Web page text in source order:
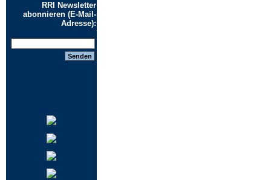
RRI Newsletter
abonnieren (E-Mail-
Adresse):